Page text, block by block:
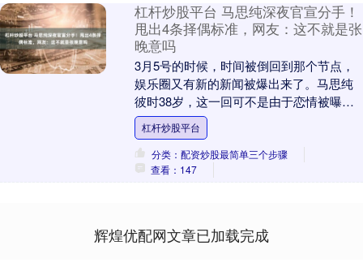
杠杆炒股平台 马思纯深夜官宣分手！
甩出4条择偶标准，网友：这不就是张
晚意吗
3月5号的时候，时间被倒回到那个节点，
娱乐圈又有新的新闻被爆出来了。马思纯
彼时38岁，这一回可不是由于恋情被曝光
从而登上热搜，而是因为宣布分手这件
事，并且还顺带....
杠杆炒股平台
分类：配资炒股最简单三个步骤
查看：147
辉煌优配网文章已加载完成